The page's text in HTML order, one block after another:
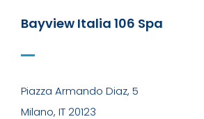
Bayview Italia 106 Spa
Piazza Armando Diaz, 5
Milano, IT 20123